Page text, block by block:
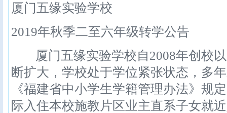
厦门五缘实验学校
2019年秋季二至六年级转学公告
厦门五缘实验学校自2008年创校以
断扩大，学校处于学位紧张状态，多
《福建省中小学生学籍管理办法》规
际入住本校施教片区业主直系子女就